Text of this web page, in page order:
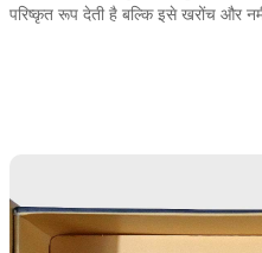
परिष्कृत रूप देती है बल्कि इसे खरोंच और नमी